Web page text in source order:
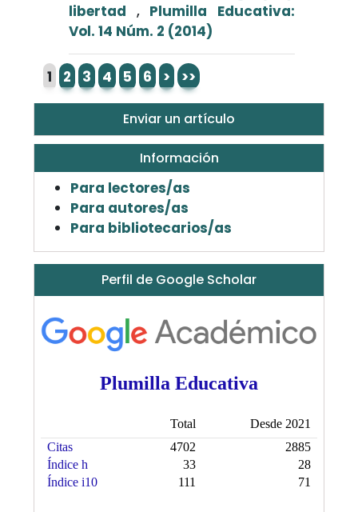
libertad , Plumilla Educativa:
Vol. 14 Núm. 2 (2014)
1 2 3 4 5 6 > >>
Enviar un artículo
Información
Para lectores/as
Para autores/as
Para bibliotecarios/as
Perfil de Google Scholar